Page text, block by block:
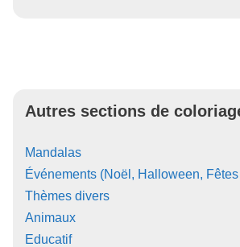
Autres sections de
Mandalas
Événements (Noël, Halloween,
Thèmes divers
Animaux
Educatif